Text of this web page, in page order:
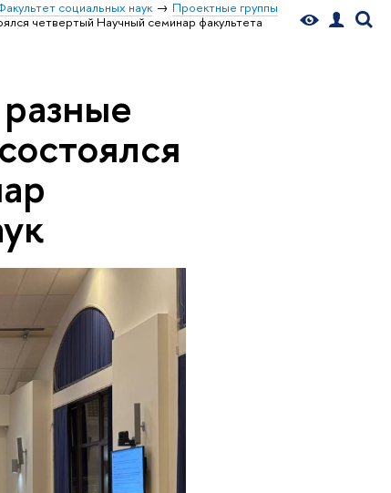
социальных наук
Проектные группы
четвертый Научный семинар факультета